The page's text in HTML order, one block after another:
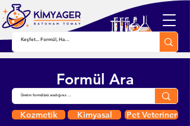
Formül Ara
Kozmetik Kimyasal
Pet Veteriner